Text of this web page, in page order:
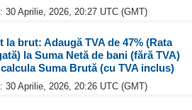
Aprilie, 2026, 20:27 UTC (GMT)
la brut: Adaugă TVA de 47% (Rata
la Suma Netă de bani (fără TVA)
Suma Brută (cu TVA inclus)
Aprilie, 2026, 20:26 UTC (GMT)